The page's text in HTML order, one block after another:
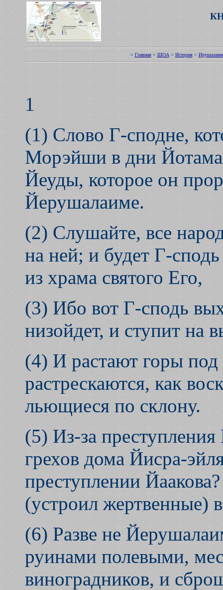
=Главная=ШОА=История=Ирушалаим
1
(1) Слово Г-сподне,
Морэйши в дни
Йеуды, которое он
Йерушалаиме.
(2) Слушайте, все
на ней; и будет Г-
из храма святого Его,
(3) Ибо вот Г-сподь
низойдет, и ступит на
(4) И растают горы
растрескаются, как
льющиеся по склону.
(5) Из-за преступления
грехов дома Йисра-
преступлении
(устроил жертвенные)
(6) Разве не
руинами полевыми,
виноградников, и